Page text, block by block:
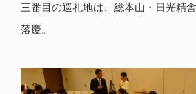
三番目の巡礼地は、総本山・日光精
落慶。